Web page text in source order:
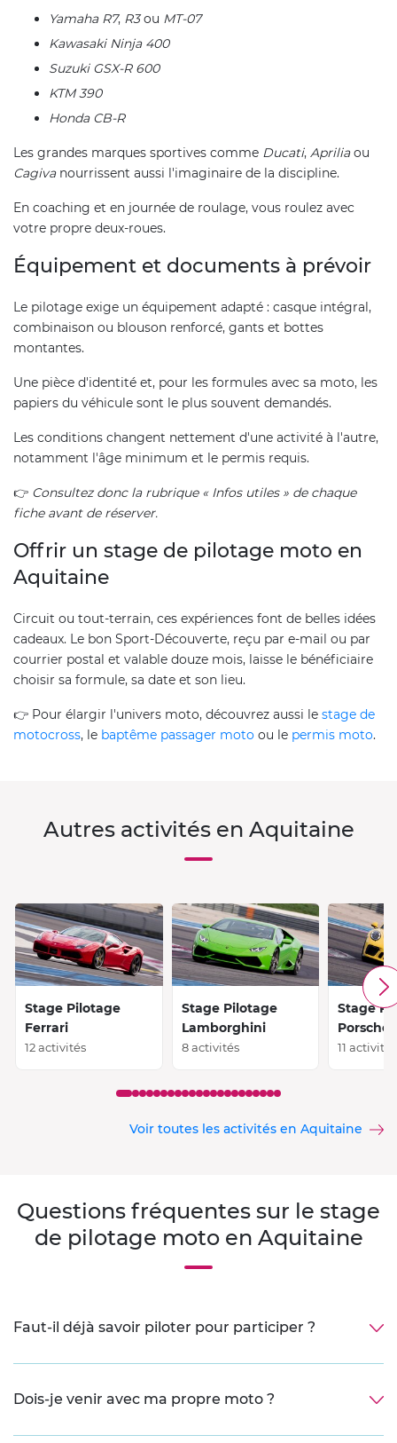
Yamaha R7, R3ou MT-07
Kawasaki Ninja 400
Suzuki GSX-R 600
KTM 390
Honda CB-R
Les grandes marques sportives comme Ducati, Apriliaou
Cagivanourrissent aussi l'imaginaire de la discipline.
En coaching et en journée de roulage, vous roulez avec
votre propre deux-roues.
Équipement et documents à prévoir
Le pilotage exige un équipement adapté : casque intégral,
combinaison ou blouson renforcé, gants et bottes
montantes.
Une pièce d'identité et, pour les formules avec sa moto, les
papiers du véhicule sont le plus souvent demandés.
Les conditions changent nettement d'une activité à l'autre,
notamment l'âge minimum et le permis requis.
👉 Consultez donc la rubrique « Infos utiles » de chaque
fiche avant de réserver.
Offrir un stage de pilotage moto en
Aquitaine
Circuit ou tout-terrain, ces expériences font de belles idées
cadeaux. Le bon Sport-Découverte, reçu par e-mail ou par
courrier postal et valable douze mois, laisse le bénéficiaire
choisir sa formule, sa date et son lieu.
👉 Pour élargir l'univers moto, découvrez aussi le stage de
motocross, le baptême passager moto ou le permis moto.
Autres activités en Aquitaine
Stage Pilotage
Ferrari
12 activités
Stage Pilotage
Lamborghini
8 activités
Stage
Porsche
11 activités
Voir toutes les activités en Aquitaine
Questions fréquentes sur le stage
de pilotage moto en Aquitaine
Faut-il déjà savoir piloter pour participer ?
Dois-je venir avec ma propre moto ?